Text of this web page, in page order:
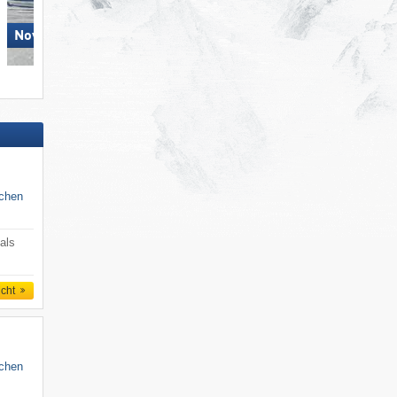
Novako – Boží Dar Pleßberg (Plešivec) – Abertamy